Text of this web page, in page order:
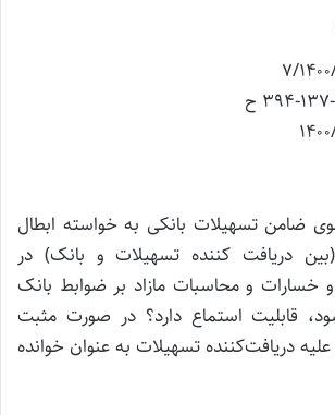
ضامن تسهیلات بانکی به خواسته ابطال
(بین دریافت کننده تسهیلات و بانک) در
و محاسبات مازاد بر ضوابط بانک
قابلیت استماع دارد؟ در صورت مثبت
علیه دریافت‌کننده تسهیلات به عنوان خوانده